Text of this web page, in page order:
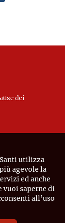
dei
utilizza
agevole la
ed anche
vuoi saperne di
all’uso